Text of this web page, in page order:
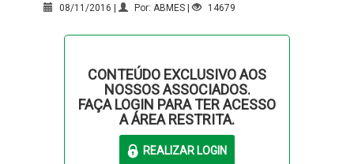
08/11/2016 | Por: ABMES | 14679
CONTEÚDO EXCLUSIVO AOS
NOSSOS ASSOCIADOS.
FAÇA LOGIN PARA TER ACESSO
A ÁREA RESTRITA.